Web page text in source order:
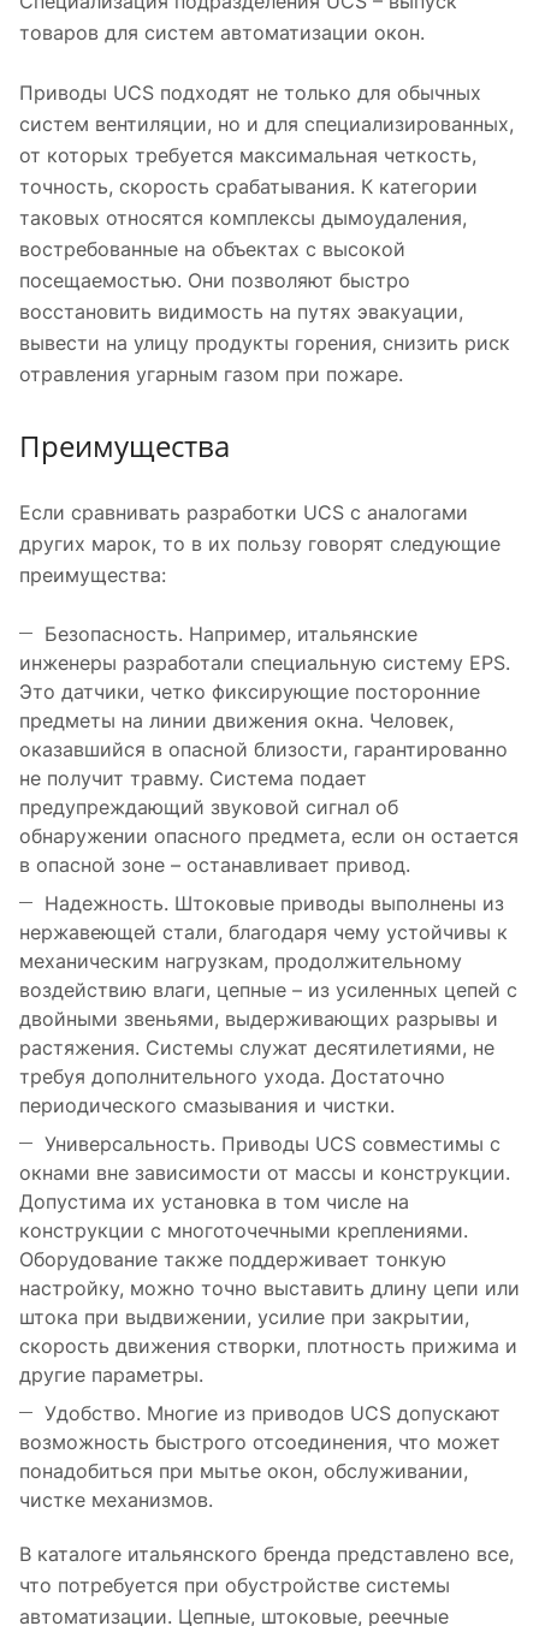
товаров для систем автоматизации окон.
Приводы UCS подходят не только для обычных
систем вентиляции, но и для специализированных,
от которых требуется максимальная четкость,
точность, скорость срабатывания. К категории
таковых относятся комплексы дымоудаления,
востребованные на объектах с высокой
посещаемостью. Они позволяют быстро
восстановить видимость на путях эвакуации,
вывести на улицу продукты горения, снизить риск
отравления угарным газом при пожаре.
Преимущества
Если сравнивать разработки UCS с аналогами
других марок, то в их пользу говорят следующие
преимущества:
Безопасность. Например, итальянские
инженеры разработали специальную систему EPS.
Это датчики, четко фиксирующие посторонние
предметы на линии движения окна. Человек,
оказавшийся в опасной близости, гарантированно
не получит травму. Система подает
предупреждающий звуковой сигнал об
обнаружении опасного предмета, если он остается
в опасной зоне – останавливает привод.
Надежность. Штоковые приводы выполнены из
нержавеющей стали, благодаря чему устойчивы к
механическим нагрузкам, продолжительному
воздействию влаги, цепные – из усиленных цепей с
двойными звеньями, выдерживающих разрывы и
растяжения. Системы служат десятилетиями, не
требуя дополнительного ухода. Достаточно
периодического смазывания и чистки.
Универсальность. Приводы UCS совместимы с
окнами вне зависимости от массы и конструкции.
Допустима их установка в том числе на
конструкции с многоточечными креплениями.
Оборудование также поддерживает тонкую
настройку, можно точно выставить длину цепи или
штока при выдвижении, усилие при закрытии,
скорость движения створки, плотность прижима и
другие параметры.
Удобство. Многие из приводов UCS допускают
возможность быстрого отсоединения, что может
понадобиться при мытье окон, обслуживании,
чистке механизмов.
В каталоге итальянского бренда представлено все,
что потребуется при обустройстве системы
автоматизации. Цепные, штоковые, реечные